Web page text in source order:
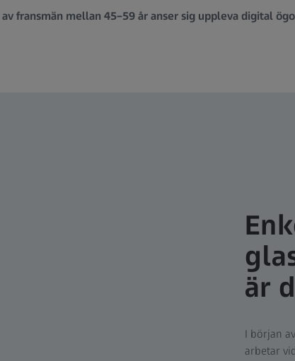
av fransmän mellan 45–59 år anser sig uppleva digital
är
I början
arbetar